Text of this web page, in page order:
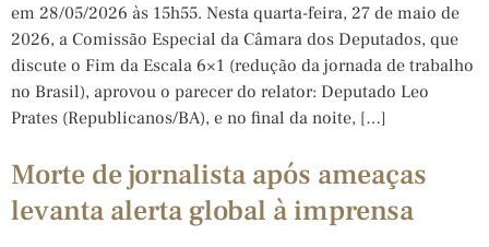
em 28/05/2026 às 15h55. Nesta quarta-feira, 27 de maio de
2026, a Comissão Especial da Câmara dos Deputados, que
discute o Fim da Escala 6×1 (redução da jornada de trabalho
no Brasil), aprovou o parecer do relator: Deputado Leo
Prates (Republicanos/BA), e no final da noite, […]
Morte de jornalista após ameaças
levanta alerta global à imprensa